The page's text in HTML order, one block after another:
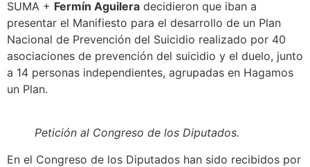
SUMA + Fermín Aguilera decidieron que iban a
presentar el Manifiesto para el desarrollo de un Plan
Nacional de Prevención del Suicidio realizado por 40
asociaciones de prevención del suicidio y el duelo, junto
a 14 personas independientes, agrupadas en Hagamos
un Plan.
Petición al Congreso de los Diputados.
En el Congreso de los Diputados han sido recibidos por